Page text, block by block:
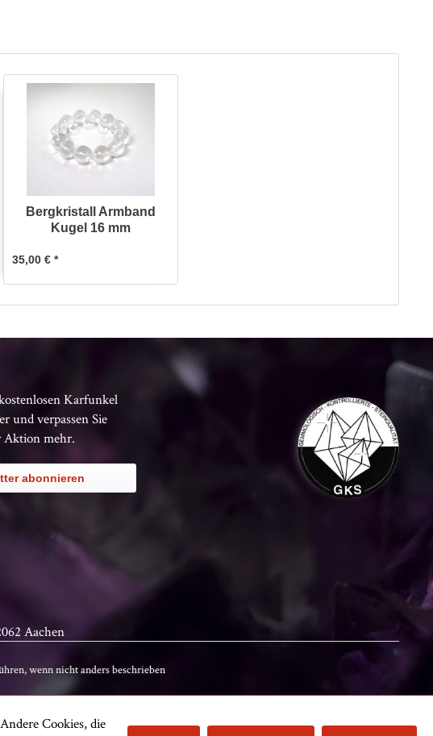
Bergkristall Armband
Kugel 16 mm
35,00 € *
Karfunkel
und verpassen Sie
Aktion mehr.
abonnieren
Aachen
wenn nicht anders beschrieben
Cookies, die
Kundenbewertungen